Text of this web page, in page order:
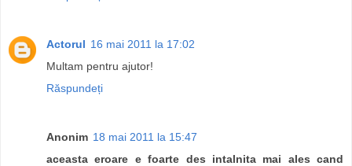
Actorul 16 mai 2011 la 17:02
Multam pentru ajutor!
Răspundeți
Anonim 18 mai 2011 la 15:47
aceasta eroare e foarte des intalnita mai ales cand